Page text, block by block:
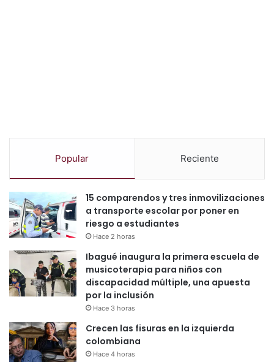
Popular Reciente
15 comparendos y tres inmovilizaciones
a transporte escolar por poner en
riesgo a estudiantes
Hace 2 horas
Ibagué inaugura la primera escuela de
musicoterapia para niños con
discapacidad múltiple, una apuesta
por la inclusión
Hace 3 horas
Crecen las fisuras en la izquierda
colombiana
Hace 4 horas